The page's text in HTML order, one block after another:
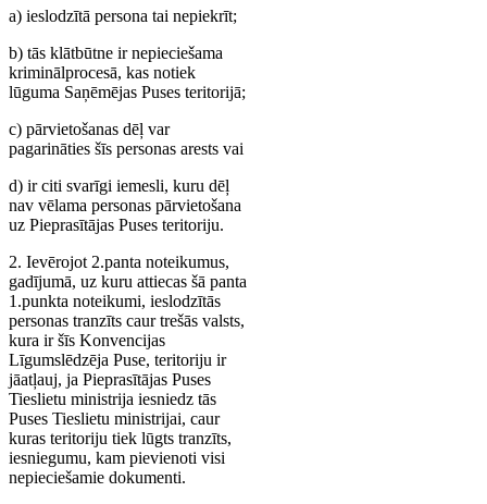
a) ieslodzītā persona tai nepiekrīt;
b) tās klātbūtne ir nepieciešama
kriminālprocesā, kas notiek
lūguma Saņēmējas Puses teritorijā;
c) pārvietošanas dēļ var
pagarināties šīs personas arests vai
d) ir citi svarīgi iemesli, kuru dēļ
nav vēlama personas pārvietošana
uz Pieprasītājas Puses teritoriju.
2. Ievērojot 2.panta noteikumus,
gadījumā, uz kuru attiecas šā panta
1.punkta noteikumi, ieslodzītās
personas tranzīts caur trešās valsts,
kura ir šīs Konvencijas
Līgumslēdzēja Puse, teritoriju ir
jāatļauj, ja Pieprasītājas Puses
Tieslietu ministrija iesniedz tās
Puses Tieslietu ministrijai, caur
kuras teritoriju tiek lūgts tranzīts,
iesniegumu, kam pievienoti visi
nepieciešamie dokumenti.